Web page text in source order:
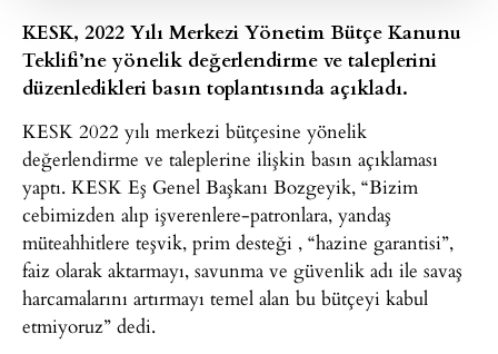
KESK, 2022 Yılı Merkezi Yönetim Bütçe Kanunu
Teklifi’ne yönelik değerlendirme ve taleplerini
düzenledikleri basın toplantısında açıkladı.
KESK 2022 yılı merkezi bütçesine yönelik
değerlendirme ve taleplerine ilişkin basın açıklaması
yaptı. KESK Eş Genel Başkanı Bozgeyik, “Bizim
cebimizden alıp işverenlere-patronlara, yandaş
müteahhitlere teşvik, prim desteği , “hazine garantisi”,
faiz olarak aktarmayı, savunma ve güvenlik adı ile savaş
harcamalarını artırmayı temel alan bu bütçeyi kabul
etmiyoruz” dedi.